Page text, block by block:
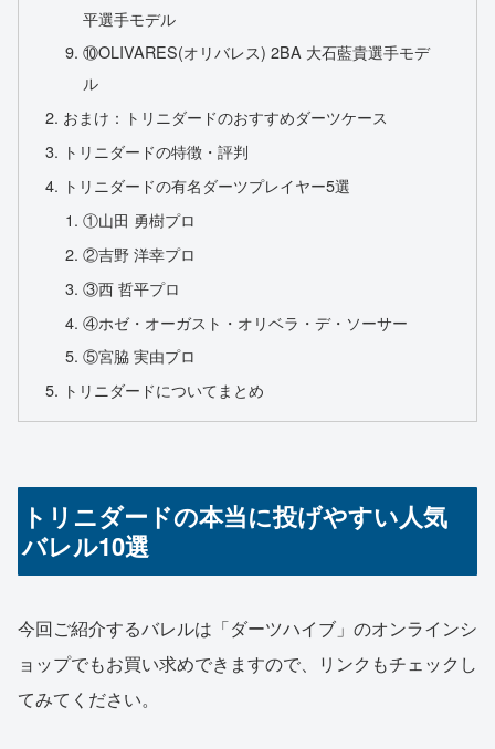
平選手モデル
⑩OLIVARES(オリバレス) 2BA 大石藍貴選手モデ
ル
おまけ：トリニダードのおすすめダーツケース
トリニダードの特徴・評判
トリニダードの有名ダーツプレイヤー5選
①山田 勇樹プロ
②吉野 洋幸プロ
③西 哲平プロ
④ホゼ・オーガスト・オリベラ・デ・ソーサー
⑤宮脇 実由プロ
トリニダードについてまとめ
トリニダードの本当に投げやすい人気
バレル10選
今回ご紹介するバレルは「ダーツハイブ」のオンラインシ
ョップでもお買い求めできますので、リンクもチェックし
てみてください。